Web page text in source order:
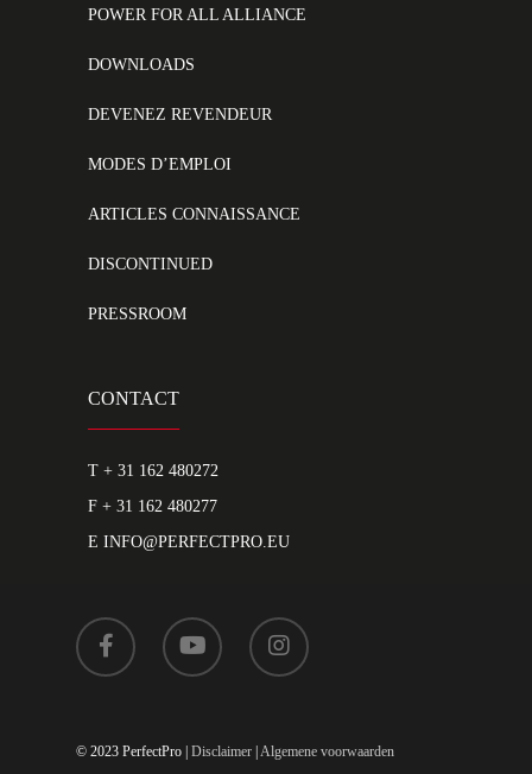
POWER FOR ALL ALLIANCE
DOWNLOADS
DEVENEZ REVENDEUR
MODES D’EMPLOI
ARTICLES CONNAISSANCE
DISCONTINUED
PRESSROOM
CONTACT
T + 31 162 480272
F + 31 162 480277
E INFO@PERFECTPRO.EU
© 2023 PerfectPro | Disclaimer Algemene voorwaarden